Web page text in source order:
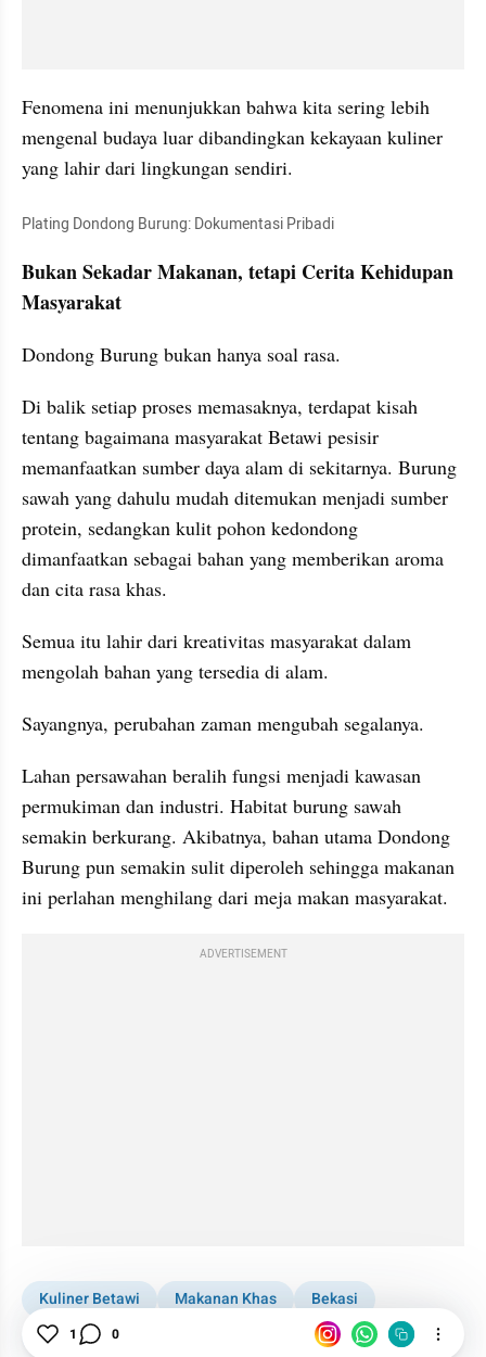
Fenomena ini menunjukkan bahwa kita sering lebih
mengenal budaya luar dibandingkan kekayaan kuliner
yang lahir dari lingkungan sendiri.
Plating Dondong Burung: Dokumentasi Pribadi
Bukan Sekadar Makanan, tetapi Cerita Kehidupan
Masyarakat
Dondong Burung bukan hanya soal rasa.
Di balik setiap proses memasaknya, terdapat kisah
tentang bagaimana masyarakat Betawi pesisir
memanfaatkan sumber daya alam di sekitarnya. Burung
sawah yang dahulu mudah ditemukan menjadi sumber
protein, sedangkan kulit pohon kedondong
dimanfaatkan sebagai bahan yang memberikan aroma
dan cita rasa khas.
Semua itu lahir dari kreativitas masyarakat dalam
mengolah bahan yang tersedia di alam.
Sayangnya, perubahan zaman mengubah segalanya.
Lahan persawahan beralih fungsi menjadi kawasan
permukiman dan industri. Habitat burung sawah
semakin berkurang. Akibatnya, bahan utama Dondong
Burung pun semakin sulit diperoleh sehingga makanan
ini perlahan menghilang dari meja makan masyarakat.
ADVERTISEMENT
Kuliner Betawi Makanan Khas
Bekasi
Gastronomi
1 0